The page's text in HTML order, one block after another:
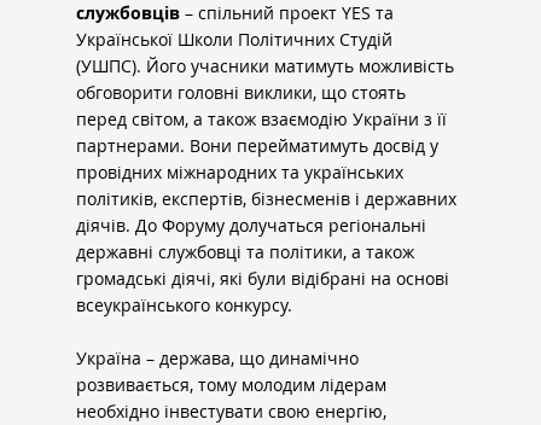
службовців – спільний проект YES та
Української Школи Політичних Студій
(УШПС). Його учасники матимуть можливість
обговорити головні виклики, що стоять
перед світом, а також взаємодію України з її
партнерами. Вони перейматимуть досвід у
провідних міжнародних та українських
політиків, експертів, бізнесменів і державних
діячів. До Форуму долучаться регіональні
державні службовці та політики, а також
громадські діячі, які були відібрані на основі
всеукраїнського конкурсу.
Україна – держава, що динамічно
розвивається, тому молодим лідерам
необхідно інвестувати свою енергію,